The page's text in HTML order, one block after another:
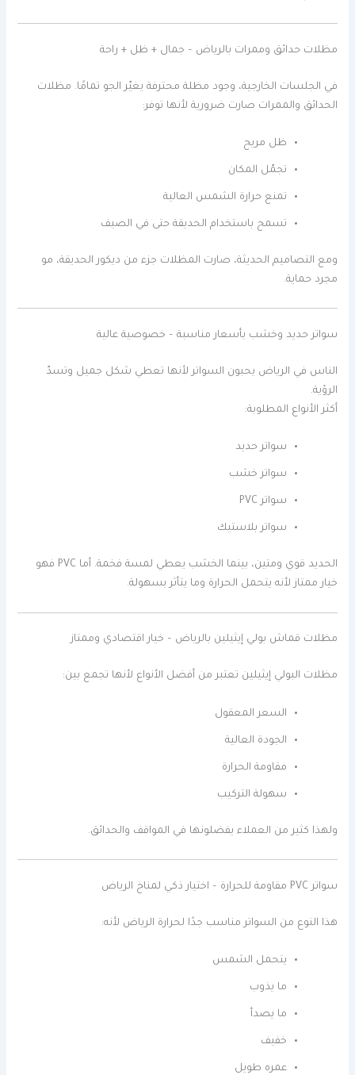
مظلات حدائق وممرات بالرياض – جمال + ظل + راحة
في الجلسات الخارجية، وجود مظلة محترفة يغيّر الجو تمامًا. مظلات
الحدائق والممرات صارت ضرورية لأنها توفر:
ظل مريح
تجمّل المكان
تمنع حرارة الشمس العالية
تسمح باستخدام الحديقة حتى في الصيف
ومع التصاميم الحديثة، صارت المظلات جزء من ديكور الحديقة، مو
مجرد حماية.
سواتر حديد وخشب بأسعار مناسبة – خصوصية عالية
الناس في الرياض يحبون السواتر لأنها تعطي شكل جميل وتسدّ
الرؤية.
أكثر الأنواع المطلوبة:
سواتر حديد
سواتر خشب
سواتر PVC
سواتر بلاستيك
الحديد قوي ومتين، بينما الخشب يعطي لمسة فخمة. أما PVC فهو
خيار ممتاز لأنه يتحمل الحرارة وما يتأثر بسهولة.
مظلات قماش بولي إيثيلين بالرياض – خيار اقتصادي وممتاز
مظلات البولي إيثيلين تعتبر من أفضل الأنواع لأنها تجمع بين:
السعر المعقول
الجودة العالية
مقاومة الحرارة
سهولة التركيب
ولهذا كثير من العملاء يفضلونها في المواقف والحدائق.
سواتر PVC مقاومة للحرارة – اختيار ذكي لمناخ الرياض
هذا النوع من السواتر مناسب جدًا لحرارة الرياض لأنه:
يتحمل الشمس
ما يذوب
ما يصدأ
خفيف
عمره طويل